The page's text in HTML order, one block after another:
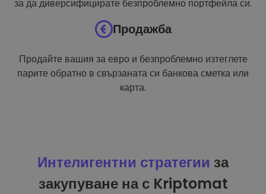
за да диверсифицирате безпроблемно портфейла си.
Продажба
Продайте вашия за евро и безпроблемно изтеглете
парите обратно в свързаната си банкова сметка или
карта.
Интелигентни стратегии за
закупуване на с Kriptomat